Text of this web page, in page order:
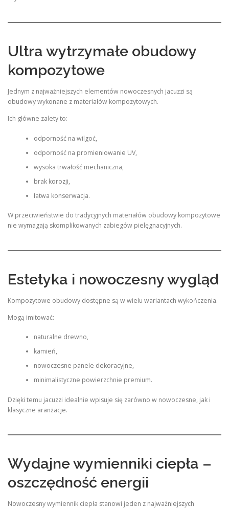
Ultra wytrzymałe obudowy
kompozytowe
Jednym z najważniejszych elementów nowoczesnych jacuzzi są
obudowy wykonane z materiałów kompozytowych.
Ich główne zalety to:
odporność na wilgoć,
odporność na promieniowanie UV,
wysoka trwałość mechaniczna,
brak korozji,
łatwa konserwacja.
W przeciwieństwie do tradycyjnych materiałów obudowy kompozytowe
nie wymagają skomplikowanych zabiegów pielęgnacyjnych.
Estetyka i nowoczesny wygląd
Kompozytowe obudowy dostępne są w wielu wariantach wykończenia.
Mogą imitować:
naturalne drewno,
kamień,
nowoczesne panele dekoracyjne,
minimalistyczne powierzchnie premium.
Dzięki temu jacuzzi idealnie wpisuje się zarówno w nowoczesne, jak i
klasyczne aranżacje.
Wydajne wymienniki ciepła –
oszczędność energii
Nowoczesny wymiennik ciepła stanowi jeden z najważniejszych